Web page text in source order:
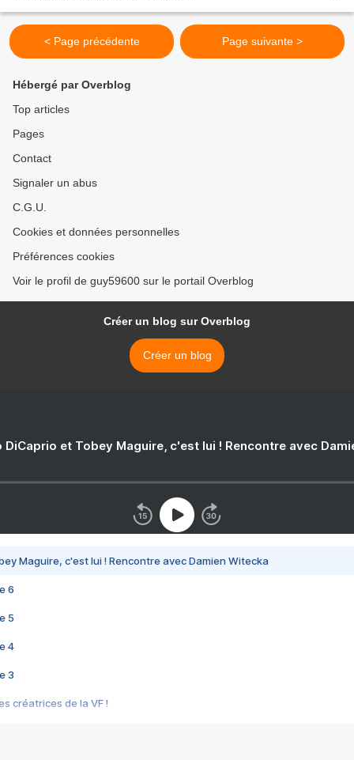
< Page précédente Page suivante >
Hébergé par Overblog
Top articles
Pages
Contact
Signaler un abus
C.G.U.
Cookies et données personnelles
Préférences cookies
Voir le profil de guy59600 sur le portail Overblog
Créer un blog sur Overblog
Créer un blog
DiCaprio et Tobey Maguire, c'est lui ! Rencontre avec
Maguire, c'est lui ! Rencontre avec Damien Witecka
6
5
4
3
créatrices de la VF !